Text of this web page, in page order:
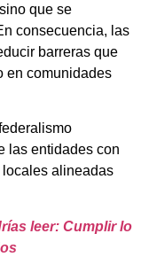
que se
consecuencia, las
barreras que
en comunidades
las entidades con
alineadas
leer: Cumplir lo